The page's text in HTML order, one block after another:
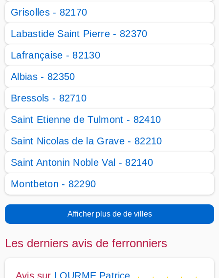
Grisolles - 82170
Labastide Saint Pierre - 82370
Lafrançaise - 82130
Albias - 82350
Bressols - 82710
Saint Etienne de Tulmont - 82410
Saint Nicolas de la Grave - 82210
Saint Antonin Noble Val - 82140
Montbeton - 82290
Afficher plus de de villes
Les derniers avis de ferronniers
Avis sur LOURME Patrice